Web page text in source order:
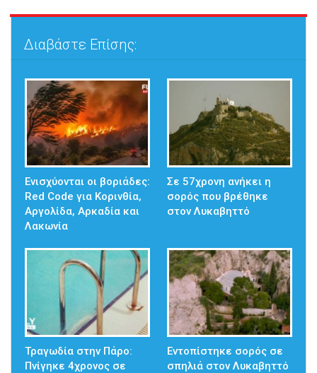
Διαβάστε Επίσης:
Ενισχύονται οι βοριάδες:
Red Code για Κορινθία,
Αργολίδα, Αρκαδία και
Λακωνία
Σε 57χρονη ανήκει η
σορός που βρέθηκε
στον Λυκαβηττό
Τραγωδία στην Πάρο:
Πνίγηκε 4χρονος σε
Εντοπίστηκε σορός σε
σπηλιά στον Λυκαβηττό